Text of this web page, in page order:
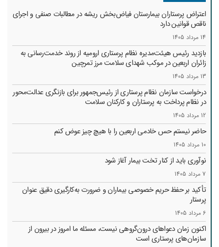
اعتراض پرستاران بیمارستان فیاض‌بخش ریشه در مطالبات صنفی و اجرای
ناقص قوانین دارد
14 مرداد 1405
بازدید رئیس هیئت‌مدیره نظام پرستاری ارومیه از روند خدمت‌رسانی به
زائران اربعین در موکب شهدای سلامت مرز تمرچین
13 مرداد 1405
درخواست سازمان نظام پرستاری از رئیس‌جمهور برای بازنگری عدالت‌محور
در نظام پرداخت به پرستاران و کارکنان سلامت
12 مرداد 1405
حاضر نیستم حس خادمی اربعین را با هیچ چیز عوض کنم
10 مرداد 1405
نوآوری باید از کنار تخت بیمار آغاز شود
7 مرداد 1405
تأکید بر حفظ حریم خصوصی بیماران و ضرورت به‌کارگیری دقیق عنوان
پرستار
6 مرداد 1405
اکنون زمان دعواهای درون‌گروهی نیست، مسئله ما امروز در بیرون از
سازمان‌های پرستاری است